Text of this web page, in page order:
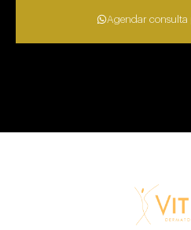
Agendar consulta